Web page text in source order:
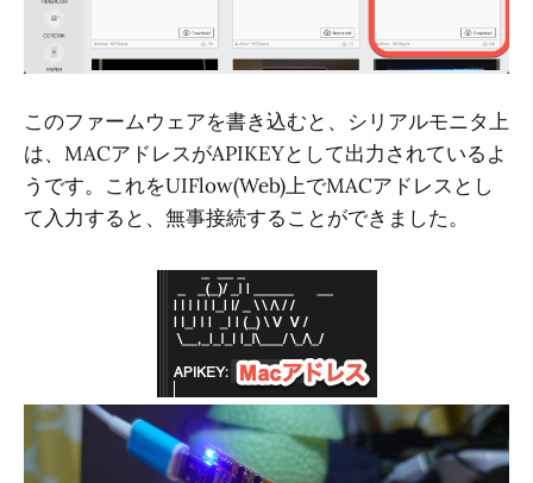
このファームウェアを書き込むと、シリアルモニタ上
は、MACアドレスがAPIKEYとして出力されているよ
うです。これをUIFlow(Web)上でMACアドレスとし
て入力すると、無事接続することができました。